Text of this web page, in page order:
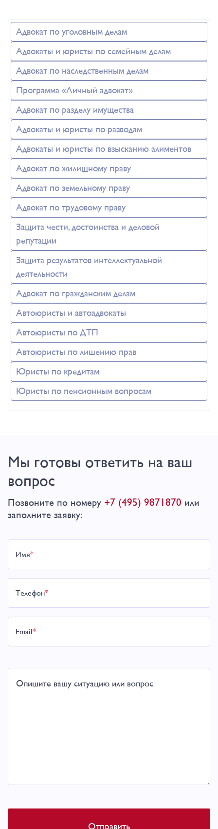
Адвокат по уголовным делам
Адвокаты и юристы по семейным делам
Адвокат по наследственным делам
Программа «Личный адвокат»
Адвокат по разделу имущества
Адвокаты и юристы по разводам
Адвокаты и юристы по взысканию алиментов
Адвокат по жилищному праву
Адвокат по земельному праву
Адвокат по трудовому праву
Защита чести, достоинства и деловой
репутации
Защита результатов интеллектуальной
деятельности
Адвокат по гражданским делам
Автоюристы и автоадвокаты
Автоюристы по ДТП
Автоюристы по лишению прав
Юристы по кредитам
Юристы по пенсионным вопросам
Мы готовы ответить на ваш
вопрос
Позвоните по номеру +7 (495) 9871870 или
заполните заявку:
Имя*
Телефон*
Email*